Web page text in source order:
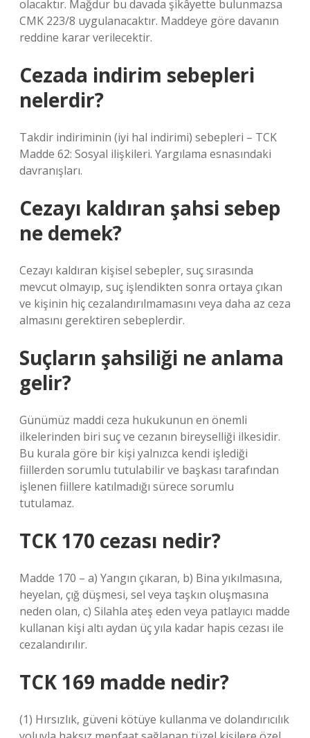
olacaktır. Mağdur bu davada şikâyette bulunmazsa
CMK 223/8 uygulanacaktır. Maddeye göre davanın
reddine karar verilecektir.
Cezada indirim sebepleri
nelerdir?
Takdir indiriminin (iyi hal indirimi) sebepleri – TCK
Madde 62: Sosyal ilişkileri. Yargılama esnasındaki
davranışları.
Cezayı kaldıran şahsi sebep
ne demek?
Cezayı kaldıran kişisel sebepler, suç sırasında
mevcut olmayıp, suç işlendikten sonra ortaya çıkan
ve kişinin hiç cezalandırılmamasını veya daha az ceza
almasını gerektiren sebeplerdir.
Suçların şahsiliği ne anlama
gelir?
Günümüz maddi ceza hukukunun en önemli
ilkelerinden biri suç ve cezanın bireyselliği ilkesidir.
Bu kurala göre bir kişi yalnızca kendi işlediği
fiillerden sorumlu tutulabilir ve başkası tarafından
işlenen fiillere katılmadığı sürece sorumlu
tutulamaz.
TCK 170 cezası nedir?
Madde 170 – a) Yangın çıkaran, b) Bina yıkılmasına,
heyelan, çığ düşmesi, sel veya taşkın oluşmasına
neden olan, c) Silahla ateş eden veya patlayıcı madde
kullanan kişi altı aydan üç yıla kadar hapis cezası ile
cezalandırılır.
TCK 169 madde nedir?
(1) Hırsızlık, güveni kötüye kullanma ve dolandırıcılık